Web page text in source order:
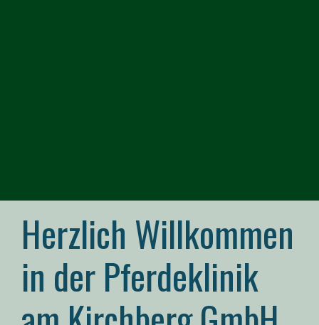
Herzlich Willkommen
in der Pferdeklinik